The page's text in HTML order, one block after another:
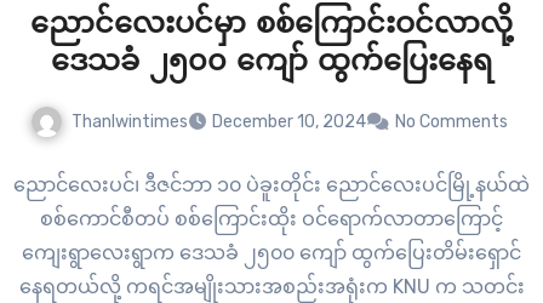
ညောင်လေးပင်မှာ စစ်ကြောင်းဝင်လာလို့
ဒေသခံ ၂၅၀၀ ကျော် ထွက်ပြေးနေရ
Thanlwintimes December 10, 2024 No Comments
ညောင်လေးပင်၊ ဒီဇင်ဘာ ၁၀ ပဲခူးတိုင်း ညောင်လေးပင်မြို့နယ်ထဲ
စစ်ကောင်စီတပ် စစ်ကြောင်းထိုး ဝင်ရောက်လာတာကြောင့်
ကျေးရွာလေးရွာက ဒေသခံ ၂၅၀၀ ကျော် ထွက်ပြေးတိမ်းရှောင်
နေရတယ်လို့ ကရင်အမျိုးသားအစည်းအရုံးက KNU က သတင်း